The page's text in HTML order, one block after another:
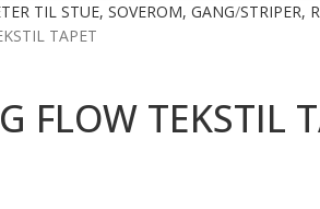
TIL STUE, SOVEROM, GANG STRIPER,
TAPET
FLOW TEKSTIL